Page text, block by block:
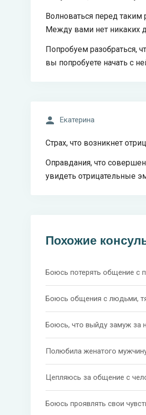
Волноваться перед
Между вами нет никаких
Попробуем разобраться,
вы попробуете начать с
Екатерина
Страх, что возникнет
Оправдания, что
увидеть отрицательные
Похожие
Боюсь потерять общение с
Боюсь общения с людьми,
Боюсь, что выйду замуж за
Полюбила женатого
Цепляюсь за общение с
Боюсь проявлять свои